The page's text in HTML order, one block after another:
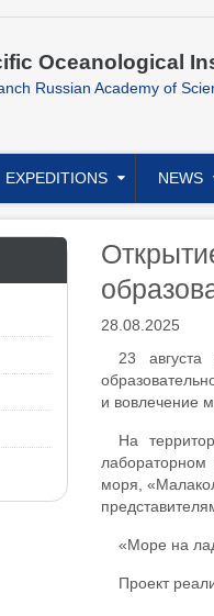
Oceanological
Russian Academy of
EXPEDITIONS NEWS
28.08.2025
23
и вовлечение
На
лабораторном
моря,
«Море на
Проект